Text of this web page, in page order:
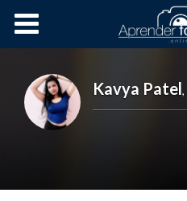
Cursos OnLine
Kavya Patel,